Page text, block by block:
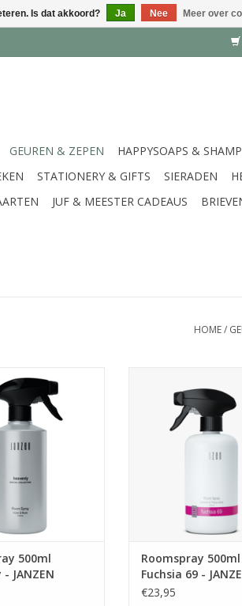
GEUREN & ZEPEN HAPPYSOAPS &
STATIONERY & GIFTS SIERADEN
JUF & MEESTER CADEAUS
HOME/
van delicate viooltjes,
een vleugje zachte
topnoten
en het frisse van
de zwarte bes.
AAN WINKELWAGEN
500ml
JANZEN
JANZEN
TOEVOEGEN AAN
Roomspray 500ml
Fuchsia 69 -
€23,95
Is dat akkoord? Ja Nee Meer over